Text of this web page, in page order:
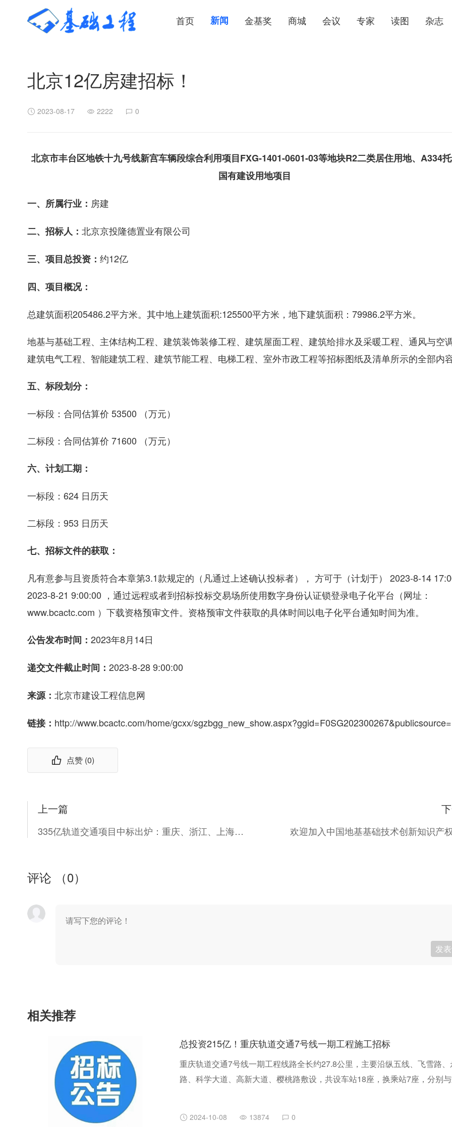
首页 新闻 金基奖 商城 会议 专家 读图 杂志
北京12亿房建招标！
2023-08-17 2222 0
北京市丰台区地铁十九号线新宫车辆段综合利用项目FXG-1401-0601-03等地块R2二类居住用地、A334
国有建设用地项目
一、所属行业： 房建
二、招标人： 北京京投隆德置业有限公司
三、项目总投资： 约12亿
四、项目概况：
总建筑面积205486.2平方米。其中地上建筑面积:125500平方米，地下建筑面积：79986.2平方米。
地基与基础工程、主体结构工程、建筑装饰装修工程、建筑屋面工程、建筑给排水及采暖工程、通风与空调
建筑电气工程、智能建筑工程、建筑节能工程、电梯工程、室外市政工程等招标图纸及清单所示的全部内容
五、标段划分：
一标段：合同估算价 53500 （万元）
二标段：合同估算价 71600 （万元）
六、计划工期：
一标段：624 日历天
二标段：953 日历天
七、招标文件的获取：
凡有意参与且资质符合本章第3.1款规定的（凡通过上述确认投标者）， 方可于（计划于） 2023-8-14
2023-8-21 9:00:00 ，通过远程或者到招标投标交易场所使用数字身份认证锁登录电子化平台（网址：
www.bcactc.com ）下载资格预审文件。资格预审文件获取的具体时间以电子化平台通知时间为准。
公告发布时间： 2023年8月14日
递交文件截止时间： 2023-8-28 9:00:00
来源： 北京市建设工程信息网
链接： http://www.bcactc.com/home/gcxx/
点赞 (0)
上一篇
335亿轨道交通项目中标出炉：重庆、浙江、上海中标额排前三 欢迎加入中国地基基础技术创新知识产
评论 （0）
发
相关推荐
总投资215亿！重庆轨道交通7号线一期工程施工招标
重庆轨道交通7号线一期工程线路全长约27.8公里，主要沿纵五线、飞雪路、
路、科学大道、高新大道、樱桃路敷设，共设车站18座，换乘站7座，分别
2024-10-08 13874 0